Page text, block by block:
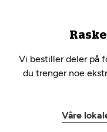
Vi bestiller deler på
du trenger noe
Våre